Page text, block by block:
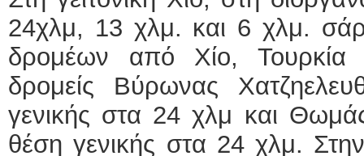
24χλμ, 13 χλμ. και 6 χλμ.
δρομέων από Χίο, Τουρκία
δρομείς Βύρωνας
γενικής στα 24 χλμ και
θέση γενικής στα 24 χλμ.